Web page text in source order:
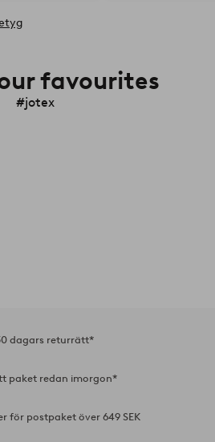
favourites
#jotex
dagars returrätt*
paket redan imorgon*
för postpaket över 649 SEK